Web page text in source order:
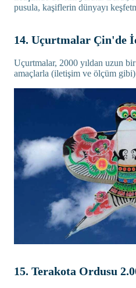
pusula, kaşiflerin dünyayı
14. Uçurtmalar Çin'de
Uçurtmalar, 2000 yıldan uzun
amaçlarla (iletişim ve ölçüm
15. Terakota Ordusu